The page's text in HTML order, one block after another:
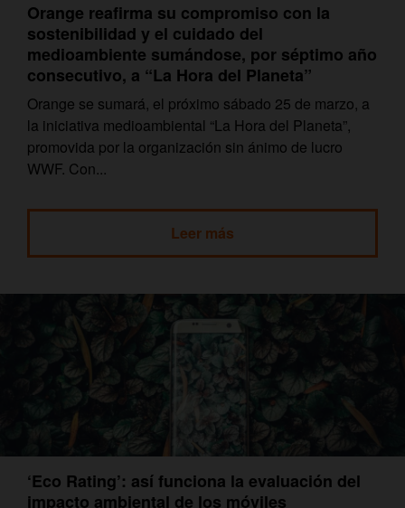
Orange reafirma su compromiso con la
sostenibilidad y el cuidado del
medioambiente sumándose, por séptimo año
consecutivo, a “La Hora del Planeta”
Orange se sumará, el próximo sábado 25 de marzo, a
la iniciativa medioambiental “La Hora del Planeta”,
promovida por la organización sin ánimo de lucro
WWF. Con...
Leer más
‘Eco Rating’: así funciona la evaluación del
impacto ambiental de los móviles